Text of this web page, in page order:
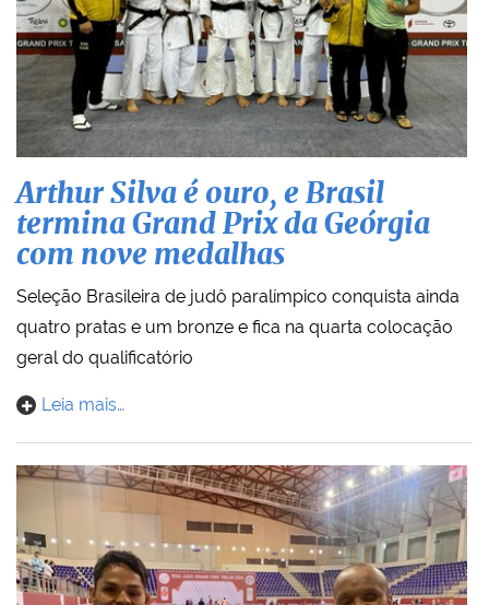
Arthur Silva é ouro, e Brasil
termina Grand Prix da Geórgia
com nove medalhas
Seleção Brasileira de judô paralímpico conquista ainda
quatro pratas e um bronze e fica na quarta colocação
geral do qualificatório
Leia mais…